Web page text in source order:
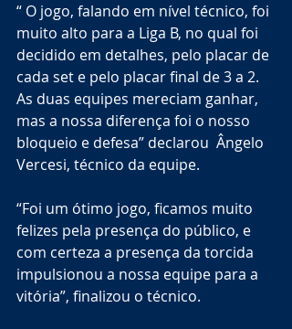
“ O jogo, falando em nível técnico, foi
muito alto para a Liga B, no qual foi
decidido em detalhes, pelo placar de
cada set e pelo placar final de 3 a 2.
As duas equipes mereciam ganhar,
mas a nossa diferença foi o nosso
bloqueio e defesa” declarou  Ângelo
Vercesi, técnico da equipe.
“Foi um ótimo jogo, ficamos muito
felizes pela presença do público, e
com certeza a presença da torcida
impulsionou a nossa equipe para a
vitória”, finalizou o técnico.